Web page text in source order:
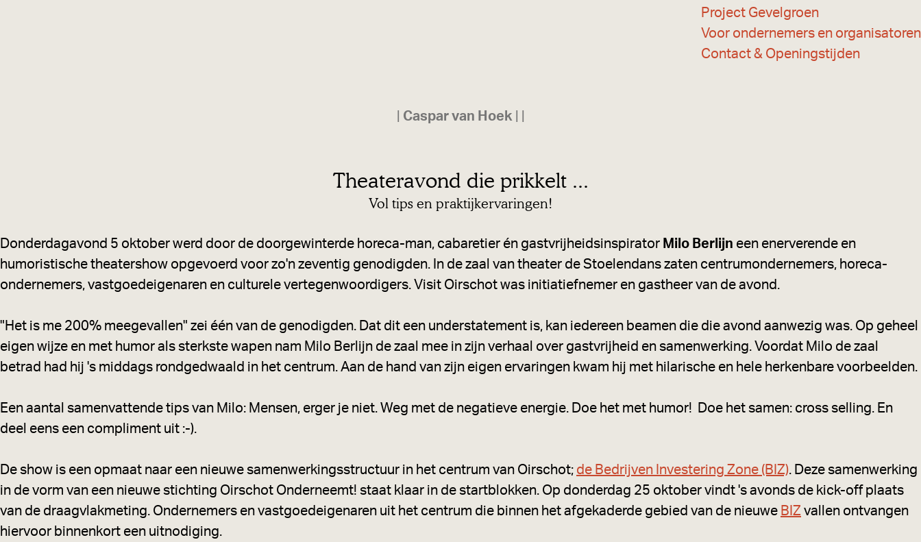
Project Gevelgroen
Voor ondernemers en organisatoren
Contact & Openingstijden
Caspar van Hoek
Theateravond die prikkelt ...
Vol tips en praktijkervaringen!
Donderdagavond 5 oktober werd door de doorgewinterde horeca-man, cabaretier én gastvrijheidsinspirator Milo Berlijn een enerverende en
humoristische theatershow opgevoerd voor zo'n zeventig genodigden. In de zaal van theater de Stoelendans zaten centrumondernemers, horeca-
ondernemers, vastgoedeigenaren en culturele vertegenwoordigers. Visit Oirschot was initiatiefnemer en gastheer van de avond.
"Het is me 200% meegevallen" zei één van de genodigden. Dat dit een understatement is, kan iedereen beamen die die avond aanwezig was. Op geheel
eigen wijze en met humor als sterkste wapen nam Milo Berlijn de zaal mee in zijn verhaal over gastvrijheid en samenwerking. Voordat Milo de zaal
betrad had hij 's middags rondgedwaald in het centrum. Aan de hand van zijn eigen ervaringen kwam hij met hilarische en hele herkenbare voorbeelden.
Een aantal samenvattende tips van Milo: Mensen, erger je niet. Weg met de negatieve energie. Doe het met humor! Doe het samen: cross selling. En
deel eens een compliment uit :-).
De show is een opmaat naar een nieuwe samenwerkingsstructuur in het centrum van Oirschot; de Bedrijven Investering Zone (BIZ). Deze samenwerking
in de vorm van een nieuwe stichting Oirschot Onderneemt! staat klaar in de startblokken. Op donderdag 25 oktober vindt 's avonds de kick-off plaats
van de draagvlakmeting. Ondernemers en vastgoedeigenaren uit het centrum die binnen het afgekaderde gebied van de nieuwe BIZ vallen ontvangen
hiervoor binnenkort een uitnodiging.